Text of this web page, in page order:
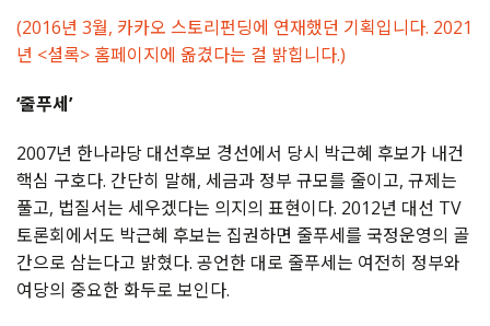
(2016년 3월, 카카오 스토리펀딩에 연재했던 기획입니다. 2021
년 <셜록> 홈페이지에 옮겼다는 걸 밝힙니다.)
‘줄푸세’
2007년 한나라당 대선후보 경선에서 당시 박근혜 후보가 내건
핵심 구호다. 간단히 말해, 세금과 정부 규모를 줄이고, 규제는
풀고, 법질서는 세우겠다는 의지의 표현이다. 2012년 대선 TV
토론회에서도 박근혜 후보는 집권하면 줄푸세를 국정운영의 골
간으로 삼는다고 밝혔다. 공언한 대로 줄푸세는 여전히 정부와
여당의 중요한 화두로 보인다.